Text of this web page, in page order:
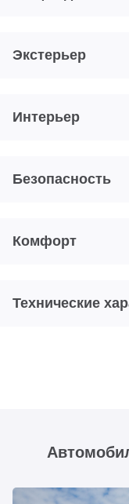
Экстерьер
Интерьер
Безопасность
Комфорт
Технические